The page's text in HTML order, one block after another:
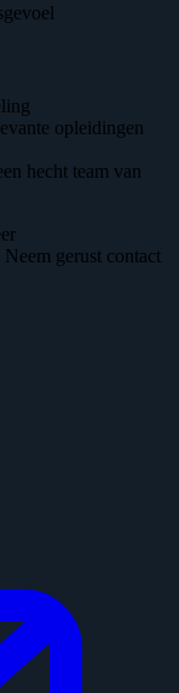
opleidingen
hecht team van
Neem gerust contact